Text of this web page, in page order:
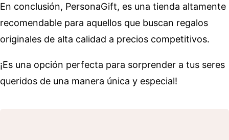
En conclusión, PersonaGift, es una tienda altamente
recomendable para aquellos que buscan regalos
originales de alta calidad a precios competitivos.
¡Es una opción perfecta para sorprender a tus seres
queridos de una manera única y especial!